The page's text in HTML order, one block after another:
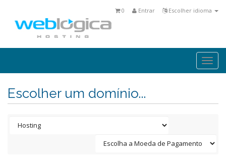
Escolher idioma
Entrar
0
Escolher um domínio...